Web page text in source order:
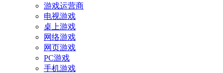
游戏运营商
电视游戏
桌上游戏
网络游戏
网页游戏
PC游戏
手机游戏